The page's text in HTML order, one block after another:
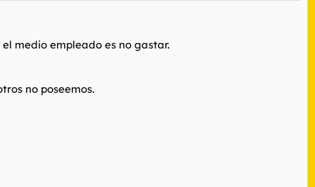
medio empleado es no gastar.
no poseemos.